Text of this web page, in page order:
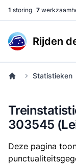
1 storing 7
Rijden
Statistieken
303545
Deze pagina